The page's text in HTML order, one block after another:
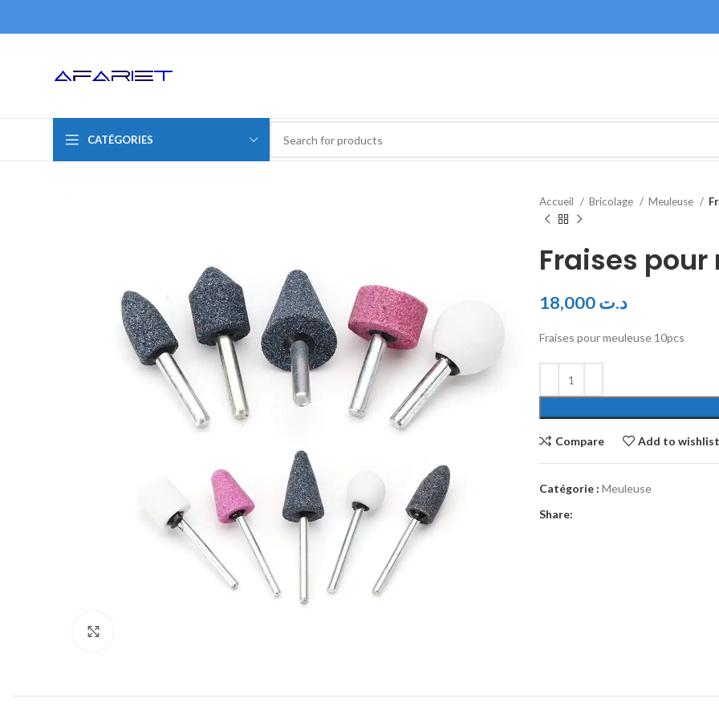
CATÉGORIES
Accueil Bricolage Meuleuse
Fraises pour
د.ت
Fraises pour meuleuse 10pcs
Compare Add to wishlist
Catégorie : Meuleuse
Share: